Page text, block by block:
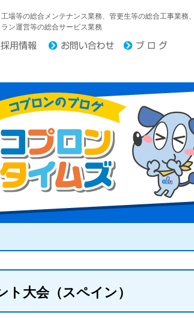
ロ株式会社
工場等の総合メンテナンス業務、管更生等の総合工事業務、
ラン運営等の総合サービス業務
大会（スペイン）